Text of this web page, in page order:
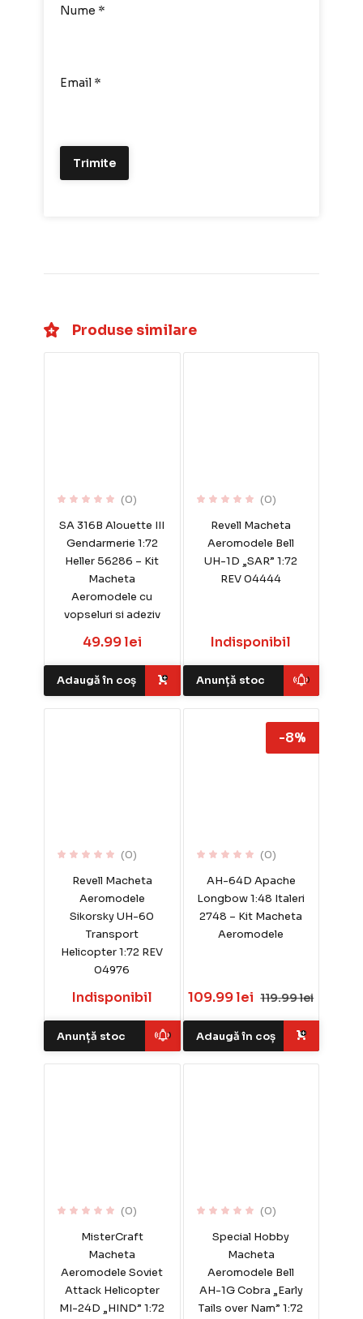
Nume *
Email *
Produse similare
(0)
SA 316B Alouette III
Gendarmerie 1:72
Heller 56286 – Kit
Macheta
Aeromodele cu
vopseluri si adeziv
49.99 lei
Adaugă în coș
(0)
Revell Macheta
Aeromodele Bell
UH-1D „SAR” 1:72
REV 04444
Indisponibil
Anunță stoc
(0)
Revell Macheta
Aeromodele
Sikorsky UH-60
Transport
Helicopter 1:72 REV
04976
Indisponibil
Anunță stoc
(0)
AH-64D Apache
Longbow 1:48 Italeri
2748 – Kit Macheta
Aeromodele
109.99 lei 119.99 lei
-8%
Adaugă în coș
(0)
MisterCraft
Macheta
Aeromodele Soviet
Attack Helicopter
MI-24D „HIND” 1:72
(0)
Special Hobby
Macheta
Aeromodele Bell
AH-1G Cobra „Early
Tails over Nam” 1:72